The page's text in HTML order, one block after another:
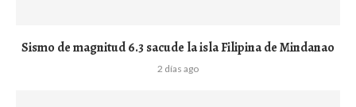
Sismo de magnitud 6.3 sacude la isla Filipina de Mindanao
2 días ago